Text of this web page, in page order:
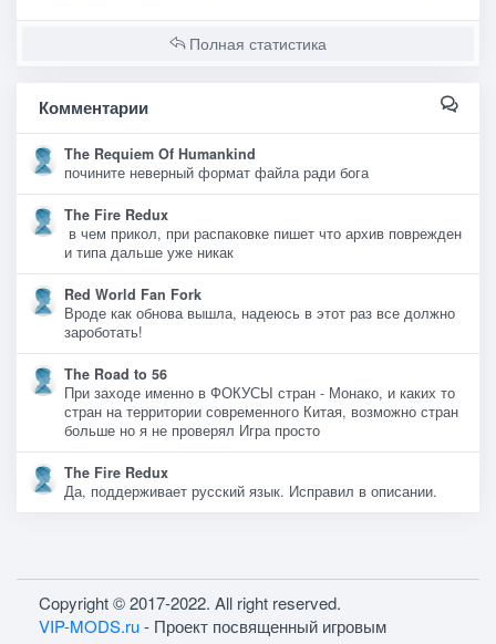
Полная статистика
Комментарии
The Requiem Of Humankind
почините неверный формат файла ради бога
The Fire Redux
в чем прикол, при распаковке пишет что архив поврежден
и типа дальше уже никак
Red World Fan Fork
Вроде как обнова вышла, надеюсь в этот раз все должно
зароботать!
The Road to 56
При заходе именно в ФОКУСЫ стран - Монако, и каких то
стран на территории современного Китая, возможно стран
больше но я не проверял Игра просто
The Fire Redux
Да, поддерживает русский язык. Исправил в описании.
Copyright © 2017-2022. All right reserved.
VIP-MODS.ru- Проект посвященный игровым